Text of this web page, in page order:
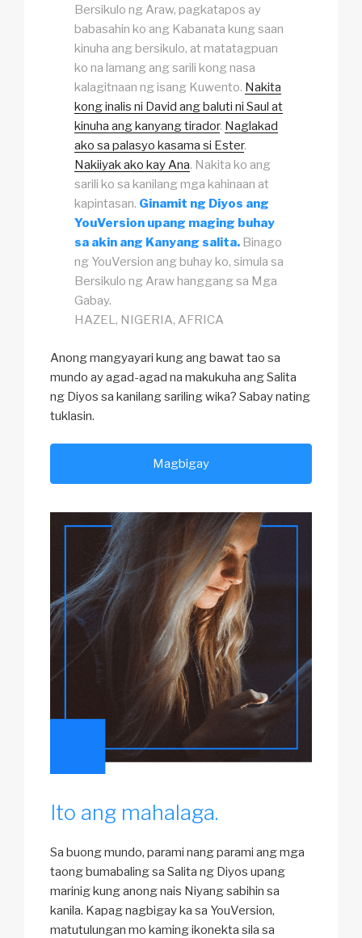
Bersikulo ng Araw, pagkatapos ay
babasahin ko ang Kabanata kung saan
kinuha ang bersikulo, at matatagpuan
ko na lamang ang sarili kong nasa
kalagitnaan ng isang Kuwento. Nakita
kong inalis ni David ang baluti ni Saul at
kinuha ang kanyang tirador. Naglakad
ako sa palasyo kasama si Ester.
Nakiiyak ako kay Ana. Nakita ko ang
sarili ko sa kanilang mga kahinaan at
kapintasan. Ginamit ng Diyos ang
YouVersion upang maging buhay
sa akin ang Kanyang salita. Binago
ng YouVersion ang buhay ko, simula sa
Bersikulo ng Arawhanggang sa Mga
Gabay.
HAZEL, NIGERIA, AFRICA
Anong mangyayari kung ang bawat tao sa
mundo ay agad-agad na makukuha ang Salita
ng Diyos sa kanilang sariling wika? Sabay nating
tuklasin.
Magbigay
Ito ang mahalaga.
Sa buong mundo, parami nang parami ang mga
taong bumabaling sa Salita ng Diyos upang
marinig kung anong nais Niyang sabihin sa
kanila. Kapag nagbigay ka sa YouVersion,
matutulungan mo kaming ikonekta sila sa